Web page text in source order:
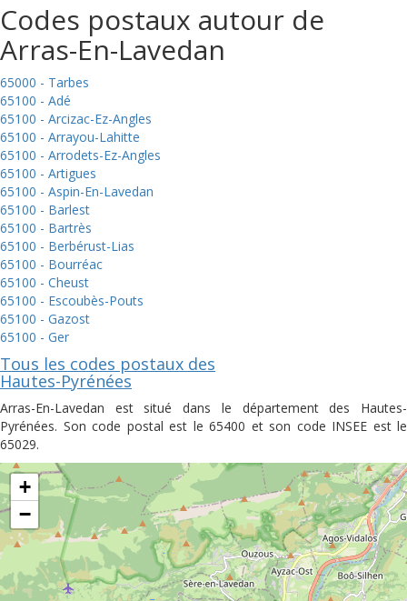
Codes postaux autour de
Arras-En-Lavedan
65000 - Tarbes
65100 - Adé
65100 - Arcizac-Ez-Angles
65100 - Arrayou-Lahitte
65100 - Arrodets-Ez-Angles
65100 - Artigues
65100 - Aspin-En-Lavedan
65100 - Barlest
65100 - Bartrès
65100 - Berbérust-Lias
65100 - Bourréac
65100 - Cheust
65100 - Escoubès-Pouts
65100 - Gazost
65100 - Ger
Tous les codes postaux des
Hautes-Pyrénées
Arras-En-Lavedan est situé dans le département des Hautes-
Pyrénées. Son code postal est le 65400 et son code INSEE est le
65029.
+
−